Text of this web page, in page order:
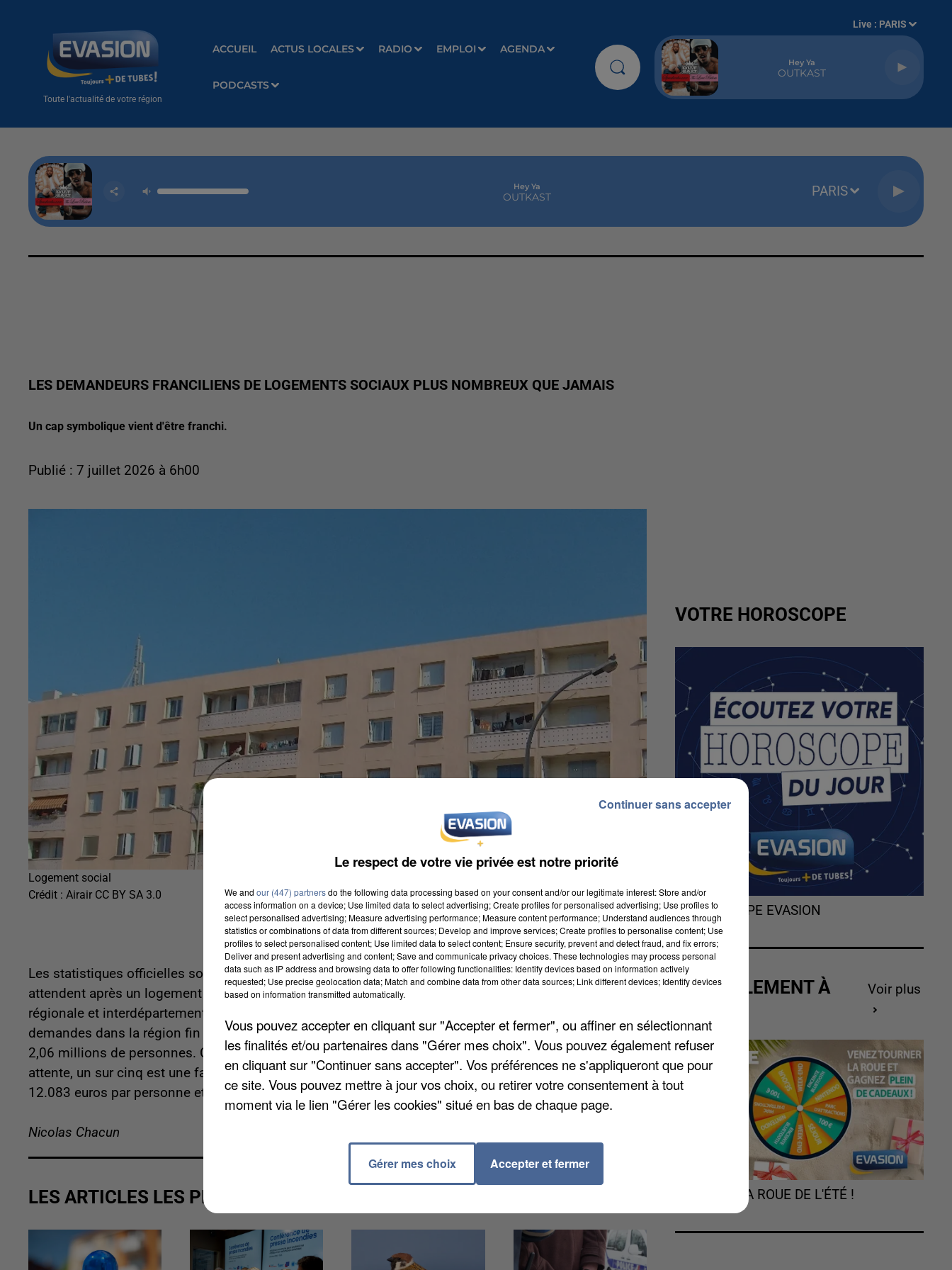
Toute l'actualité de votre région
ACCUEIL ACTUS LOCALES RADIO EMPLOI AGENDA
PODCASTS
Live : PARIS
Hey Ya
OUTKAST
Hey Ya
OUTKAST PARIS
LES DEMANDEURS FRANCILIENS DE LOGEMENTS SOCIAUX PLUS NOMBREUX QUE JAMAIS
Un cap symbolique vient d'être franchi.
Publié : 7 juillet 2026 à 6h00
Logement social
Crédit : Airair CC BY SA 3.0
Les statistiques officielles sont sans appel : pour la première fois, le nombre de personnes qui
attendent après un logement social en Île-de-France sont plus de 2 millions. Dans le détail, la direction
régionale et interdépartementale de l'hébergement et du logement dénombrait quasiment 934.000
demandes dans la région fin décembre 2025. Ces demandes représentent des ménages, donc environ
2,06 millions de personnes. Ces requêtes sont en hausse de 5% sur un an. Parmi les ménages en
attente, un sur cinq est une famille monoparentale, avec près d'un quart des revenus inférieurs à
12.083 euros par personne et par an.
Nicolas Chacun
LES ARTICLES LES PLUS VUS
VOTRE HOROSCOPE
L'HOROSCOPE EVASION
ACTUELLEMENT À
Voir plus
TOURNEZ LA ROUE DE L'ÉTÉ !
Le respect de votre vie privée est notre priorité
We and our (447) partnersdo the following data processing based on your consent and/or our legitimate interest: Store and/or
access information on a device; Use limited data to select advertising; Create profiles for personalised advertising; Use profiles to
select personalised advertising; Measure advertising performance; Measure content performance; Understand audiences through
statistics or combinations of data from different sources; Develop and improve services; Create profiles to personalise content; Use
profiles to select personalised content; Use limited data to select content; Ensure security, prevent and detect fraud, and fix errors;
Deliver and present advertising and content; Save and communicate privacy choices. These technologies may process personal
data such as IP address and browsing data to offer following functionalities: Identify devices based on information actively
requested; Use precise geolocation data; Match and combine data from other data sources; Link different devices; Identify devices
based on information transmitted automatically.
Vous pouvez accepter en cliquant sur "Accepter et fermer", ou affiner en sélectionnant
les finalités et/ou partenaires dans "Gérer mes choix". Vous pouvez également refuser
en cliquant sur "Continuer sans accepter". Vos préférences ne s'appliqueront que pour
ce site. Vous pouvez mettre à jour vos choix, ou retirer votre consentement à tout
moment via le lien "Gérer les cookies" situé en bas de chaque page.
Gérer mes choix Accepter et fermer
Continuer sans accepter